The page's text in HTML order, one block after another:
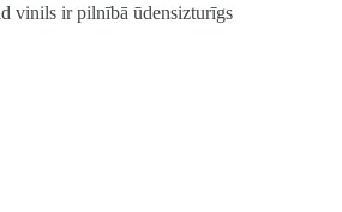
vinils ir pilnībā ūdensizturīgs